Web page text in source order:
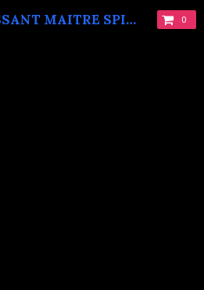
GRAND ET PUISSANT MAITRE SPIRITUEL MARABOUT VAUDOU KOKOUVI.TEL: +229 68619086. 0